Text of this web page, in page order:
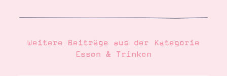
Weitere Beiträge aus der Kategorie
Essen & Trinken